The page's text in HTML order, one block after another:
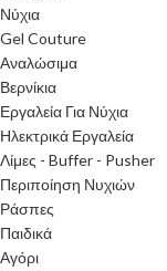
Νύχια
Gel Couture
Αναλώσιμα
Βερνίκια
Εργαλεία Για Νύχια
Ηλεκτρικά Εργαλεία
Λίμες - Buffer - Pusher
Περιποίηση Νυχιών
Ράσπες
Παιδικά
Αγόρι